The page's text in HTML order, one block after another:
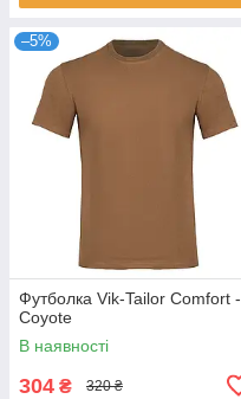
–5%
Футболка Vik-Tailor Comfort -
Coyote
В наявності
304 ₴ 320 ₴